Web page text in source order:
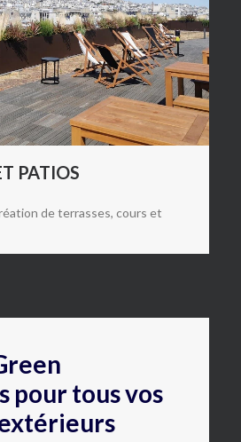
de plantes courte durée
lancements de produits...
pour tous vos